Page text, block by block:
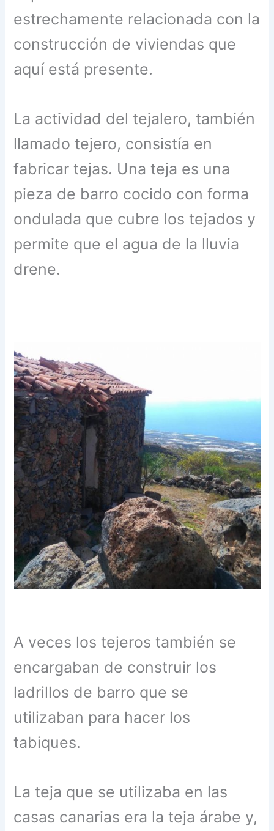
estrechamente relacionada con la
construcción de viviendas que
aquí está presente.
La actividad del tejalero, también
llamado tejero, consistía en
fabricar tejas. Una teja es una
pieza de barro cocido con forma
ondulada que cubre los tejados y
permite que el agua de la lluvia
drene.
A veces los tejeros también se
encargaban de construir los
ladrillos de barro que se
utilizaban para hacer los
tabiques.
La teja que se utilizaba en las
casas canarias era la teja árabe y,